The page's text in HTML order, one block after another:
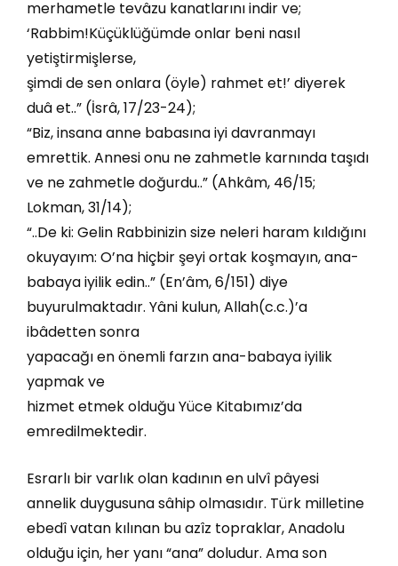
merhametle tevâzu kanatlarını indir ve;
‘Rabbim!Küçüklüğümde onlar beni nasıl
yetiştirmişlerse,
şimdi de sen onlara (öyle) rahmet et!’ diyerek
duâ et..” (İsrâ, 17/23-24);
“Biz, insana anne babasına iyi davranmayı
emrettik. Annesi onu ne zahmetle karnında taşıdı
ve ne zahmetle doğurdu..” (Ahkâm, 46/15;
Lokman, 31/14);
“..De ki: Gelin Rabbinizin size neleri haram kıldığını
okuyayım: O’na hiçbir şeyi ortak koşmayın, ana-
babaya iyilik edin..” (En’âm, 6/151) diye
buyurulmaktadır. Yâni kulun, Allah(c.c.)’a
ibâdetten sonra
yapacağı en önemli farzın ana-babaya iyilik
yapmak ve
hizmet etmek olduğu Yüce Kitabımız’da
emredilmektedir.
Esrarlı bir varlık olan kadının en ulvî pâyesi
annelik duygusuna sâhip olmasıdır. Türk milletine
ebedî vatan kılınan bu azîz topraklar, Anadolu
olduğu için, her yanı “ana” doludur. Ama son